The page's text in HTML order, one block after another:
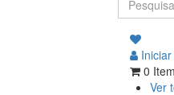
0
Ver